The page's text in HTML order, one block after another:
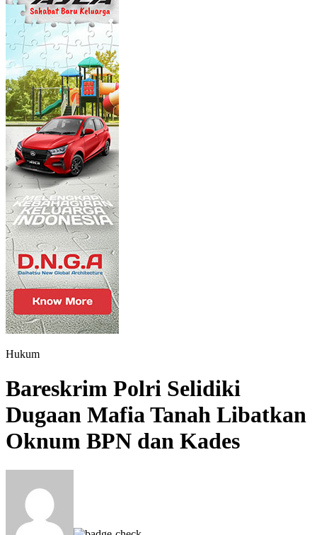
Hukum
Bareskrim Polri Selidiki
Dugaan Mafia Tanah Libatkan
Oknum BPN dan Kades